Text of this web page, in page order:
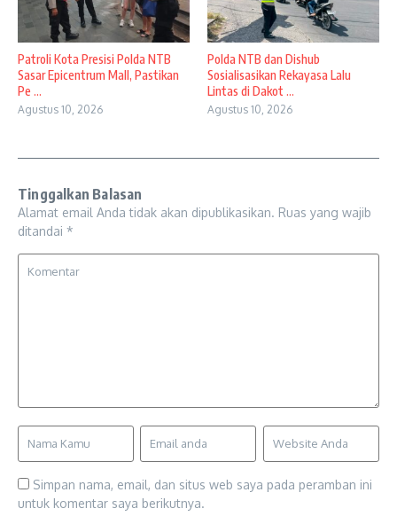
Patroli Kota Presisi Polda NTB
Sasar Epicentrum Mall, Pastikan
Pe ...
Agustus 10, 2026
Polda NTB dan Dishub
Sosialisasikan Rekayasa Lalu
Lintas di Dakot ...
Agustus 10, 2026
Tinggalkan Balasan
Alamat email Anda tidak akan dipublikasikan. Ruas yang wajib
ditandai *
Simpan nama, email, dan situs web saya pada peramban ini
untuk komentar saya berikutnya.